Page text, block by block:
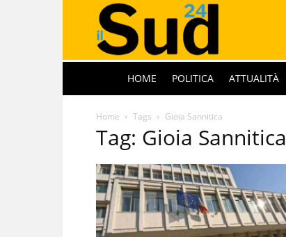
HOME POLITICA ATTUALITÀ
Home Tags Gioia Sannitica
Tag: Gioia Sannitica